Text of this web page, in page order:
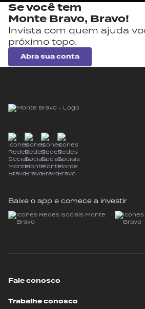
Se você tem
Monte Bravo, Bravo!
Invista com quem ajuda
próximo topo.
Abra sua conta
Baixe o app e comece a investir
Fale conosco
Trabalhe conosco